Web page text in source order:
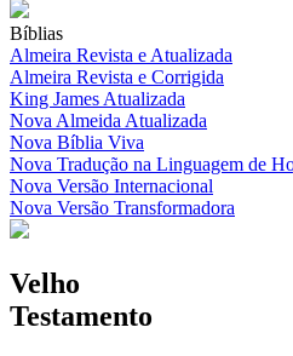
Bíblias
Almeira Revista e Atualizada
Almeira Revista e Corrigida
King James Atualizada
Nova Almeida Atualizada
Nova Bíblia Viva
Nova Tradução na Linguagem de
Nova Versão Internacional
Nova Versão Transformadora
Velho
Testamento